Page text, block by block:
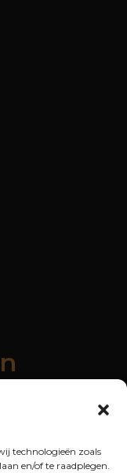
technologieën zoals
en/of te raadplegen.